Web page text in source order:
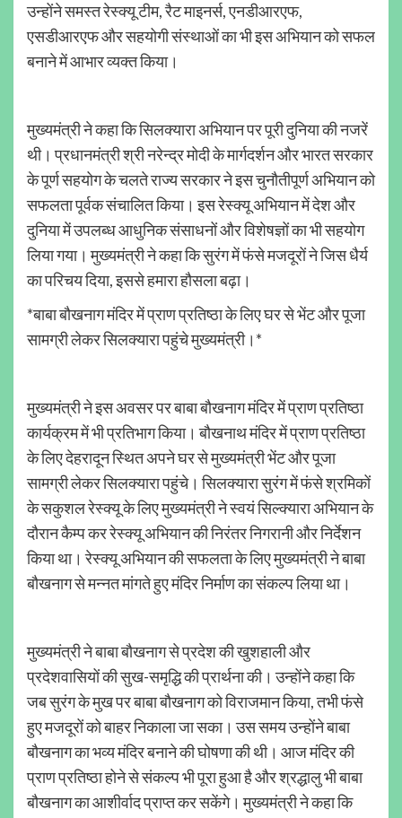
उन्होंने समस्त रेस्क्यू टीम, रैट माइनर्स, एनडीआरएफ,
एसडीआरएफ और सहयोगी संस्थाओं का भी इस अभियान को सफल
बनाने में आभार व्यक्त किया।
मुख्यमंत्री ने कहा कि सिलक्यारा अभियान पर पूरी दुनिया की नजरें
थी। प्रधानमंत्री श्री नरेन्द्र मोदी के मार्गदर्शन और भारत सरकार
के पूर्ण सहयोग के चलते राज्य सरकार ने इस चुनौतीपूर्ण अभियान को
सफलता पूर्वक संचालित किया। इस रेस्क्यू अभियान में देश और
दुनिया में उपलब्ध आधुनिक संसाधनों और विशेषज्ञों का भी सहयोग
लिया गया। मुख्यमंत्री ने कहा कि सुरंग में फंसे मजदूरों ने जिस धैर्य
का परिचय दिया, इससे हमारा हौसला बढ़ा।
*बाबा बौखनाग मंदिर में प्राण प्रतिष्ठा के लिए घर से भेंट और पूजा
सामग्री लेकर सिलक्यारा पहुंचे मुख्यमंत्री।*
मुख्यमंत्री ने इस अवसर पर बाबा बौखनाग मंदिर में प्राण प्रतिष्ठा
कार्यक्रम में भी प्रतिभाग किया। बौखनाथ मंदिर में प्राण प्रतिष्ठा
के लिए देहरादून स्थित अपने घर से मुख्यमंत्री भेंट और पूजा
सामग्री लेकर सिलक्यारा पहुंचे। सिलक्यारा सुरंग में फंसे श्रमिकों
के सकुशल रेस्क्यू के लिए मुख्यमंत्री ने स्वयं सिल्क्यारा अभियान के
दौरान कैम्प कर रेस्क्यू अभियान की निरंतर निगरानी और निर्देशन
किया था। रेस्क्यू अभियान की सफलता के लिए मुख्यमंत्री ने बाबा
बौखनाग से मन्नत मांगते हुए मंदिर निर्माण का संकल्प लिया था।
मुख्यमंत्री ने बाबा बौखनाग से प्रदेश की खुशहाली और
प्रदेशवासियों की सुख-समृद्धि की प्रार्थना की। उन्होंने कहा कि
जब सुरंग के मुख पर बाबा बौखनाग को विराजमान किया, तभी फंसे
हुए मजदूरों को बाहर निकाला जा सका। उस समय उन्होंने बाबा
बौखनाग का भव्य मंदिर बनाने की घोषणा की थी। आज मंदिर की
प्राण प्रतिष्ठा होने से संकल्प भी पूरा हुआ है और श्रद्धालु भी बाबा
बौखनाग का आशीर्वाद प्राप्त कर सकेंगे। मुख्यमंत्री ने कहा कि